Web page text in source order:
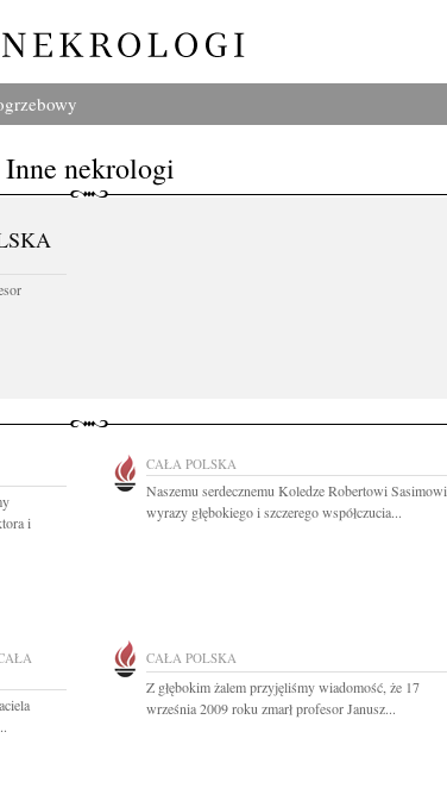
Inne nekrologi
i
CAŁA POLSKA
Naszemu serdecznemu Koledze Robertowi Sasimowi
wyrazy głębokiego i szczerego współczucia...
CAŁA POLSKA
Z głębokim żalem przyjęliśmy wiadomość, że 17
września 2009 roku zmarł profesor Janusz...